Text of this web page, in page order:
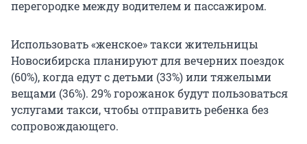
перегородке между водителем и пассажиром.
Использовать «женское» такси жительницы
Новосибирска планируют для вечерних поездок
(60%), когда едут с детьми (33%) или тяжелыми
вещами (36%). 29% горожанок будут пользоваться
услугами такси, чтобы отправить ребенка без
сопровождающего.